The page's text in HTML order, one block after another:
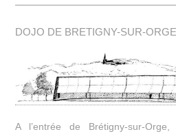
DOJO DE BRETIGNY-SUR-ORGE
A l’entrée de Brétigny-sur-